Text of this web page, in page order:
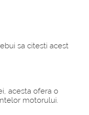
sa citesti acest
acesta ofera o
motorului.